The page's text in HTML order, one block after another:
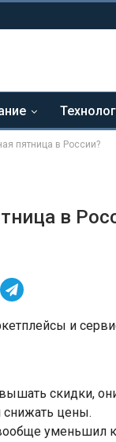
пятница в России?
в
и
скидки,
снижать цены.
уменьшил